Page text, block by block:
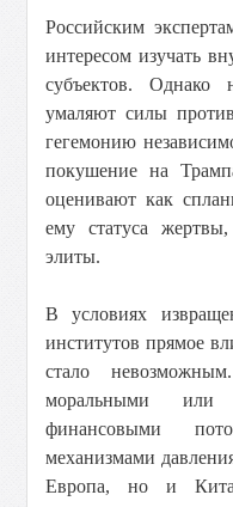
Российским
интересом изучать
субъектов. Однако
умаляют силы
гегемонию
покушение на
оценивают как
ему статуса жертвы,
элиты.
В условиях
институтов прямое
стало
моральными
финансовыми
механизмами
Европа, но и